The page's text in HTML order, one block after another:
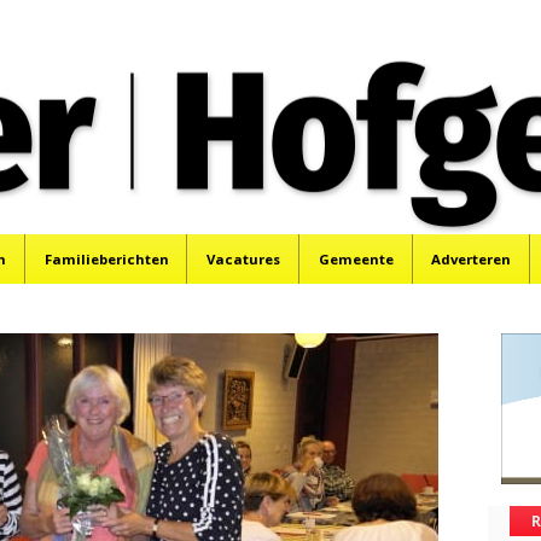
Familieberichten Vacatures Gemeente Adverteren